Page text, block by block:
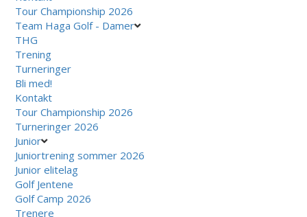
Tour Championship 2026
Team Haga Golf - Damer
THG
Trening
Turneringer
Bli med!
Kontakt
Tour Championship 2026
Turneringer 2026
Junior
Juniortrening sommer 2026
Junior elitelag
Golf Jentene
Golf Camp 2026
Trenere